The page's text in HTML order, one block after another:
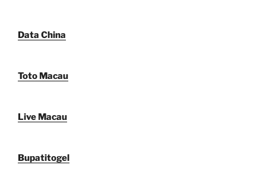
Data China
Toto Macau
Live Macau
Bupatitogel